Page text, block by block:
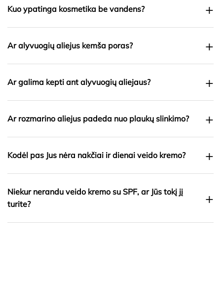
Kuo ypatinga kosmetika be vandens? +
Ar alyvuogių aliejus kemša poras? +
Ar galima kepti ant alyvuogių aliejaus? +
Ar rozmarino aliejus padeda nuo plaukų slinkimo? +
Kodėl pas Jus nėra nakčiai ir dienai veido kremo? +
Niekur nerandu veido kremo su SPF, ar Jūs tokį jį
turite?
+